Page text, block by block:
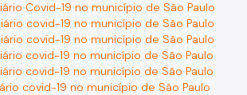
Covid-19 no município de São Paulo
covid-19 no município de São Paulo
covid-19 no município de São Paulo
covid-19 no município de São Paulo
covid-19 no município de São Paulo
covid-19 no município de São Paulo